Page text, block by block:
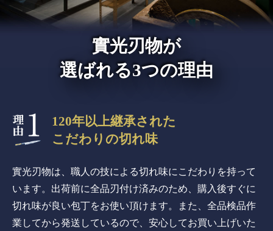
實光刃物が
選ばれる3つの理由
120年以上継承された
こだわりの切れ味
實光刃物は、職人の技による切れ味にこだわりを持って
います。出荷前に全品刃付け済みのため、購入後すぐに
切れ味が良い包丁をお使い頂けます。また、全品検品作
業してから発送しているので、安心してお買い上げいた